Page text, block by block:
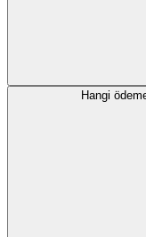
Hangi